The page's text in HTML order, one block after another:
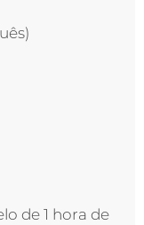
de 1 hora de